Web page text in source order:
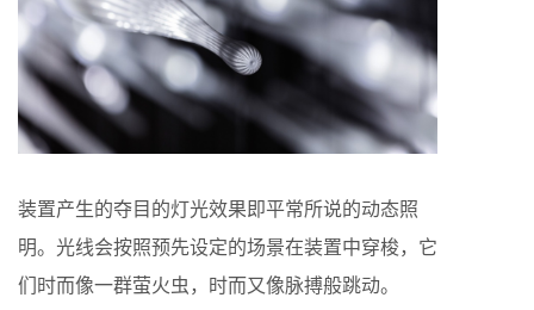
装置产生的夺目的灯光效果即平常所说的动态照
明。光线会按照预先设定的场景在装置中穿梭，它
们时而像一群萤火虫，时而又像脉搏般跳动。